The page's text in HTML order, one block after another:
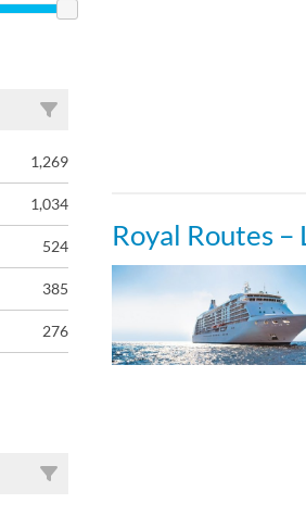
1,269
1,034
524
385
276
Royal Routes